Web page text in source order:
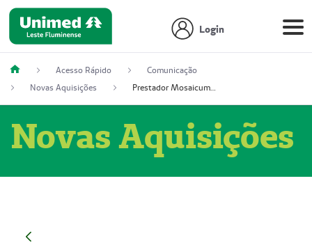
Login
Acesso Rápido
Comunicação
Novas Aquisições
Prestador Mosaicum Espaço Clínico Eireli (51004355-5)
Novas Aquisições